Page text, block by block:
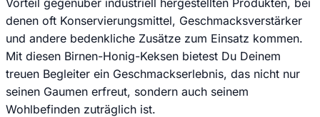
denen oft Konservierungsmittel, Geschmacksverstärker
und andere bedenkliche Zusätze zum Einsatz kommen.
Mit diesen Birnen-Honig-Keksen bietest Du Deinem
treuen Begleiter ein Geschmackserlebnis, das nicht nur
seinen Gaumen erfreut, sondern auch seinem
Wohlbefinden zuträglich ist.